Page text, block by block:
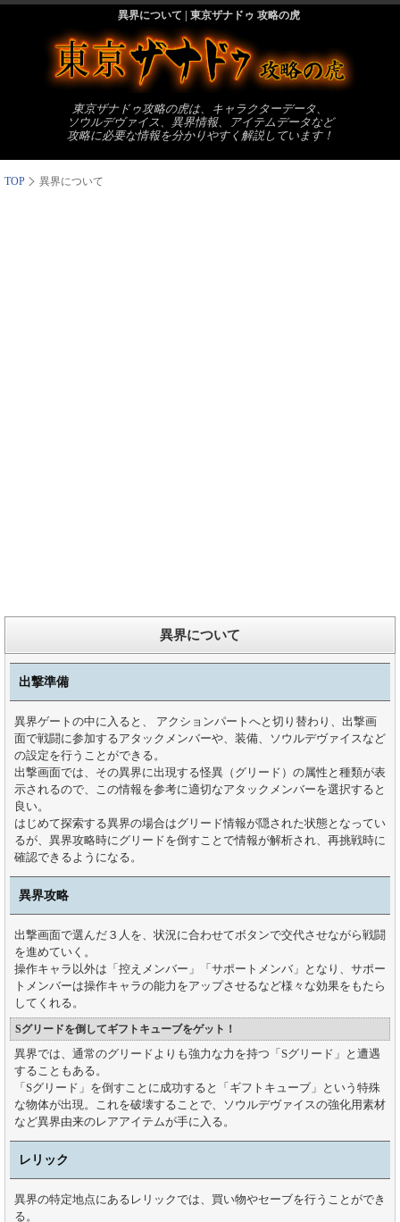
異界について | 東京ザナドゥ 攻略の虎
東京ザナドゥ攻略の虎は、キャラクターデータ、
ソウルデヴァイス、異界情報、アイテムデータなど
攻略に必要な情報を分かりやすく解説しています！
TOP 異界について
異界について
出撃準備
異界ゲートの中に入ると、 アクションパートへと切り替わり、出撃画
面で戦闘に参加するアタックメンバーや、装備、ソウルデヴァイスなど
の設定を行うことができる。
出撃画面では、その異界に出現する怪異（グリード）の属性と種類が表
示されるので、この情報を参考に適切なアタックメンバーを選択すると
良い。
はじめて探索する異界の場合はグリード情報が隠された状態となってい
るが、異界攻略時にグリードを倒すことで情報が解析され、再挑戦時に
確認できるようになる。
異界攻略
出撃画面で選んだ３人を、状況に合わせてボタンで交代させながら戦闘
を進めていく。
操作キャラ以外は「控えメンバー」「サポートメンバ」となり、サポー
トメンバーは操作キャラの能力をアップさせるなど様々な効果をもたら
してくれる。
Sグリードを倒してギフトキューブをゲット！
異界では、通常のグリードよりも強力な力を持つ「Sグリード」と遭遇
することもある。
「Sグリード」を倒すことに成功すると「ギフトキューブ」という特殊
な物体が出現。これを破壊することで、ソウルデヴァイスの強化用素材
など異界由来のレアアイテムが手に入る。
レリック
異界の特定地点にあるレリックでは、買い物やセーブを行うことができ
る。